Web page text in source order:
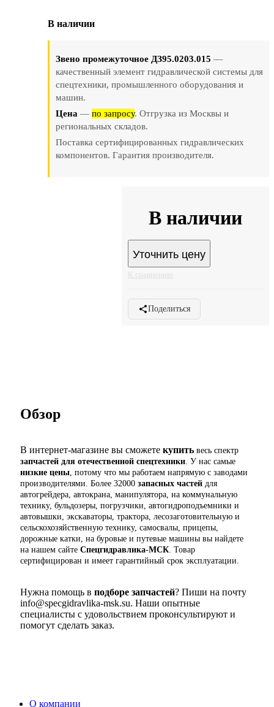
В наличии
Звено промежуточное ДЗ95.0203.015 —
качественный элемент гидравлической системы для
спецтехники, промышленного оборудования и
машин.
Цена — по запросу. Отгрузка из Москвы и
региональных складов.
Поставка сертифицированных гидравлических
компонентов. Гарантия производителя.
В наличии
Уточнить цену
К сравнению
Поделиться
Обзор
В интернет-магазине вы сможете купить весь спектр
запчастей для отечественной спецтехники У нас самые
низкие цены потому что мы работаем напрямую с заводами
производителями Более 32000 запасных частей для
автогрейдера автокрана манипулятора на коммунальную
технику, бульдозеры погрузчики автогидроподъемники и
автовышки экскаваторы трактора лесозаготовительную и
сельскохозяйственную технику, самосвалы прицепы
дорожные катки на буровые и путевые машины вы найдете
на нашем сайте Спецгидравлика-МСК Товар
сертифицирован и имеет гарантийный срок эксплуатации
Нужна помощь в подборе запчастей? Пиши на почту
info@specgidravlika-msk.su. Наши опытные
специалисты с удовольствием проконсультируют и
помогут сделать заказ.
О компании